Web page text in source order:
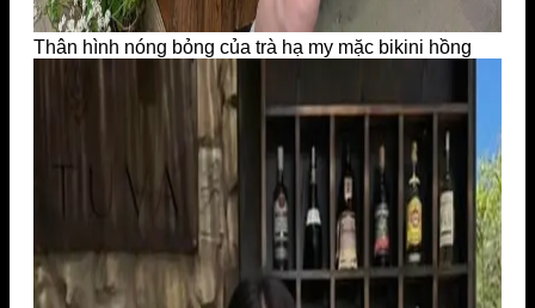
Thân hình nóng bỏng của trà hạ my mặc bikini hồng